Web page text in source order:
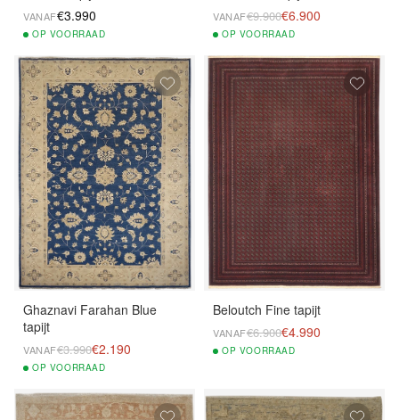
VANAF€3.990
OP VOORRAAD
VANAF€9.900€6.900
OP VOORRAAD
Ghaznavi Farahan Blue
tapijt
VANAF€3.990€2.190
OP VOORRAAD
Beloutch Fine tapijt
VANAF€6.900€4.990
OP VOORRAAD